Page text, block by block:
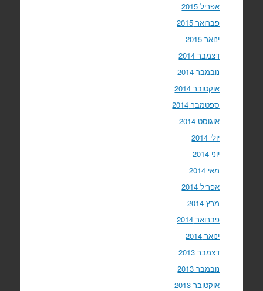
אפריל 2015
פברואר 2015
ינואר 2015
דצמבר 2014
נובמבר 2014
אוקטובר 2014
ספטמבר 2014
אוגוסט 2014
יולי 2014
יוני 2014
מאי 2014
אפריל 2014
מרץ 2014
פברואר 2014
ינואר 2014
דצמבר 2013
נובמבר 2013
אוקטובר 2013